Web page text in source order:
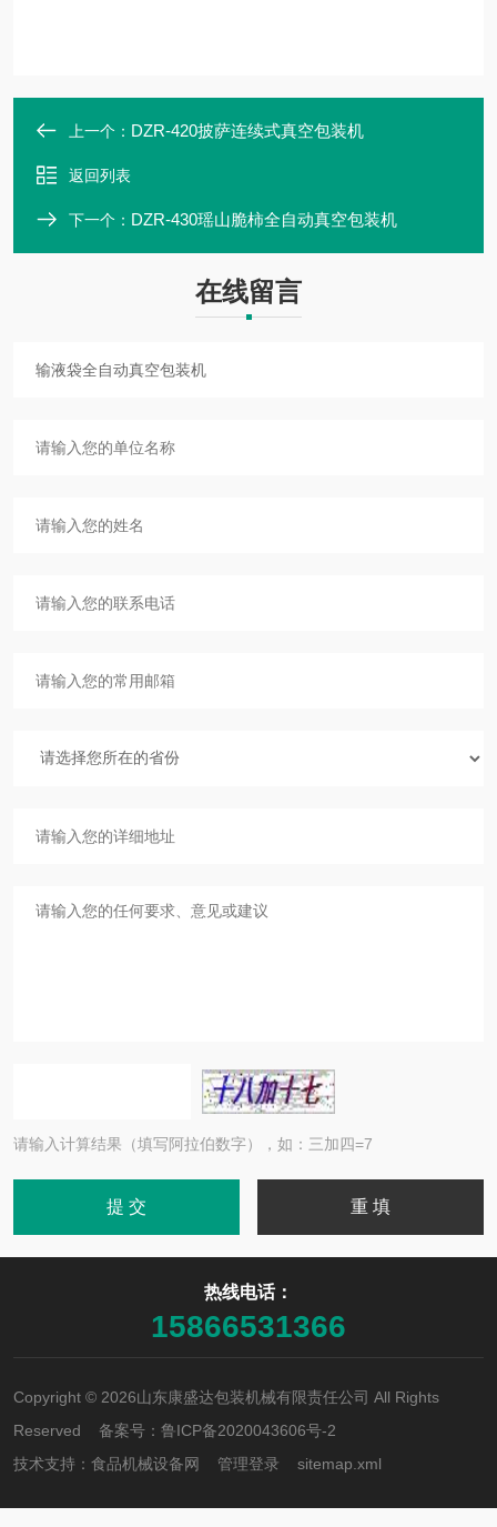
上一个： DZR-420披萨连续式真空包装机
返回列表
下一个： DZR-430瑶山脆柿全自动真空包装机
在线留言
请输入计算结果（填写阿拉伯数字），如：三加四=7
热线电话：
15866531366
Copyright © 2026山东康盛达包装机械有限责任公司 All Rights
Reserved 备案号： 鲁ICP备2020043606号-2
技术支持： 食品机械设备网 管理登录 sitemap.xml